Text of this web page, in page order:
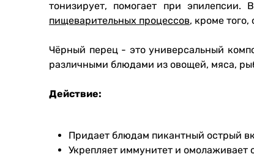
тонизирует, помогает при
пищеварительных процессов, кроме того,
Чёрный перец - это универсальный
различными блюдами из овощей, мяса,
Действие:
Придает блюдам пикантный острый
Укрепляет иммунитет и омолаживает